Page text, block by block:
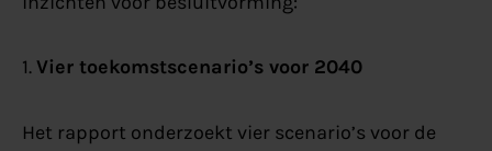
1. Vier toekomstscenario’s voor 2040
Het rapport onderzoekt vier scenario’s voor de